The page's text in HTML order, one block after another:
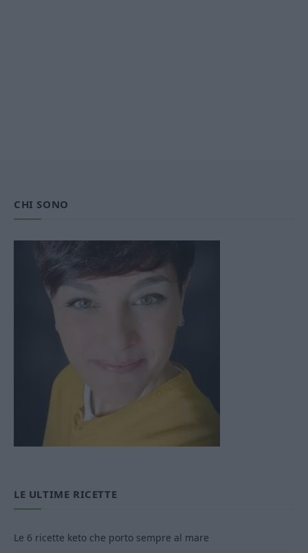
CHI SONO
LE ULTIME RICETTE
Le 6 ricette keto che porto sempre al mare